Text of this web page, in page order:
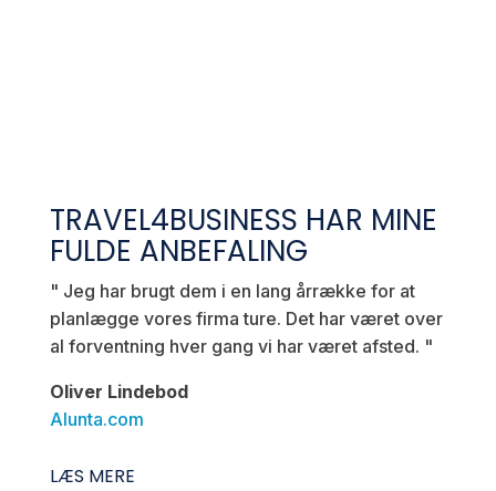
TRAVEL4BUSINESS HAR MINE
FULDE ANBEFALING
" Jeg har brugt dem i en lang årrække for at
planlægge vores firma ture. Det har været over
al forventning hver gang vi har været afsted. "
Oliver Lindebod
Alunta.com
LÆS MERE